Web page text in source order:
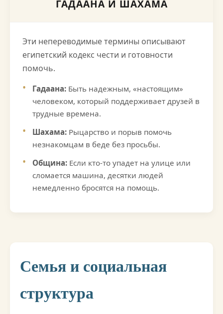
ГАДААНА И ШАХАМА
Эти непереводимые термины описывают
египетский кодекс чести и готовности
помочь.
Гадаана: Быть надежным, «настоящим»
человеком, который поддерживает друзей в
трудные времена.
Шахама: Рыцарство и порыв помочь
незнакомцам в беде без просьбы.
Община: Если кто-то упадет на улице или
сломается машина, десятки людей
немедленно бросятся на помощь.
Семья и социальная
структура